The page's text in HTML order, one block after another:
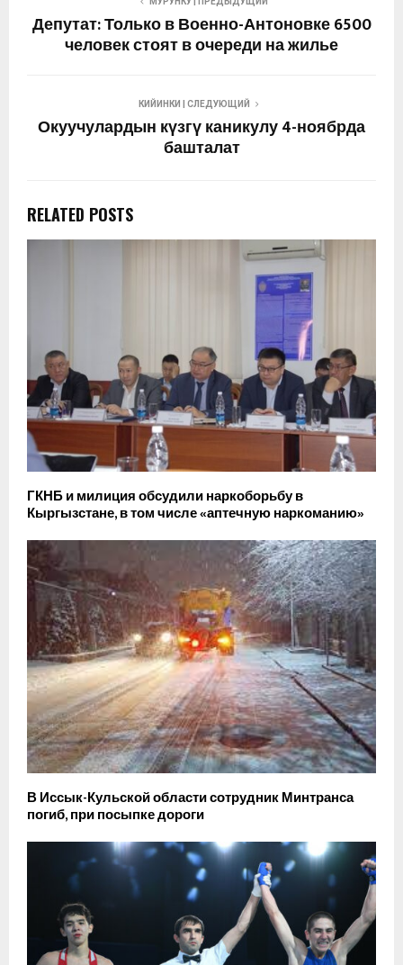
Депутат: Только в Военно-Антоновке 6500
человек стоят в очереди на жилье
КИЙИНКИ | СЛЕДУЮЩИЙ
Окуучулардын күзгү каникулу 4-ноябрда
башталат
RELATED POSTS
ГКНБ и милиция обсудили наркоборьбу в
Кыргызстане, в том числе «аптечную наркоманию»
В Иссык-Кульской области сотрудник Минтранса
погиб, при посыпке дороги